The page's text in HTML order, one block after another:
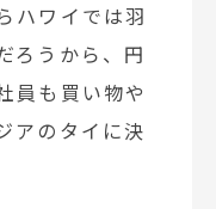
ハワイでは羽
ろうから、円
員も買い物や
アのタイに決